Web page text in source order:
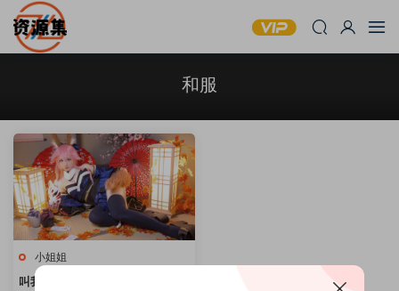
和服
小姐姐
叫我千寻大人 – COSPLAY写真合